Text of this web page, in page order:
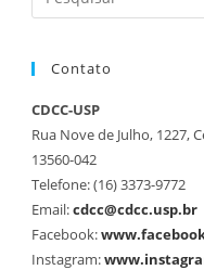
Contato
CDCC-USP
Rua Nove de Julho, 1227,
13560-042
Telefone: (16) 3373-9772
Email:cdcc@cdcc.usp.br
Facebook:
Instagram: